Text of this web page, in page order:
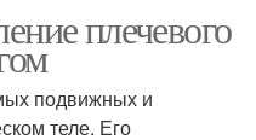
плечевого
подвижных и
теле. Его